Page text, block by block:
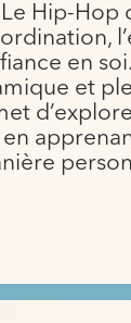
Le Hip-Hop
en
et